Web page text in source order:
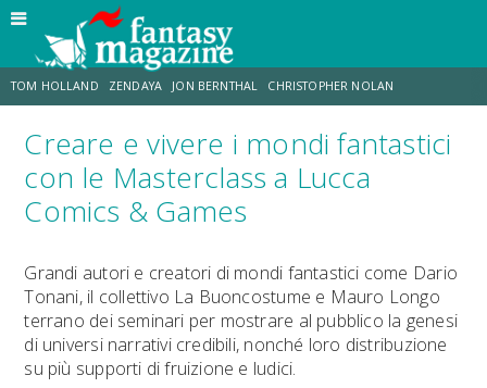
TOM HOLLAND ZENDAYA JON BERNTHAL CHRISTOPHER NOLAN
STRANIMONDI LUCCA COMICS & GAMES ODISSEA CHRIS MCKENNA
Creare e vivere i mondi fantastici
con le Masterclass a Lucca
Comics & Games
Grandi autori e creatori di mondi fantastici come Dario
Tonani, il collettivo La Buoncostume e Mauro Longo
terrano dei seminari per mostrare al pubblico la genesi
di universi narrativi credibili, nonché loro distribuzione
su più supporti di fruizione e ludici.